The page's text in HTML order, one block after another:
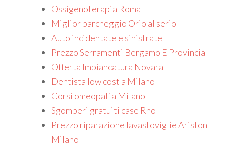
Ossigenoterapia Roma
Miglior parcheggio Orio al serio
Auto incidentate e sinistrate
Prezzo Serramenti Bergamo E Provincia
Offerta Imbiancatura Novara
Dentista low cost a Milano
Corsi omeopatia Milano
Sgomberi gratuiti case Rho
Prezzo riparazione lavastoviglie Ariston
Milano